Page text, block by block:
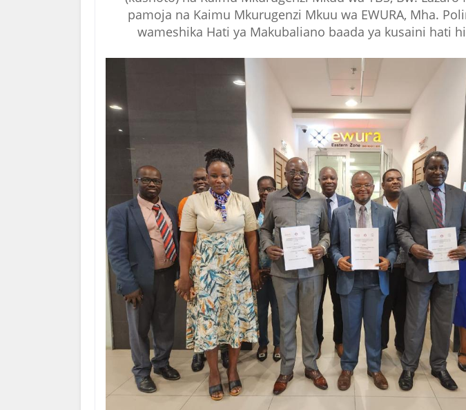
pamoja na Kaimu Mkurugenzi Mkuu wa EWURA, Mha.
wameshika Hati ya Makubaliano baada ya kusaini hati